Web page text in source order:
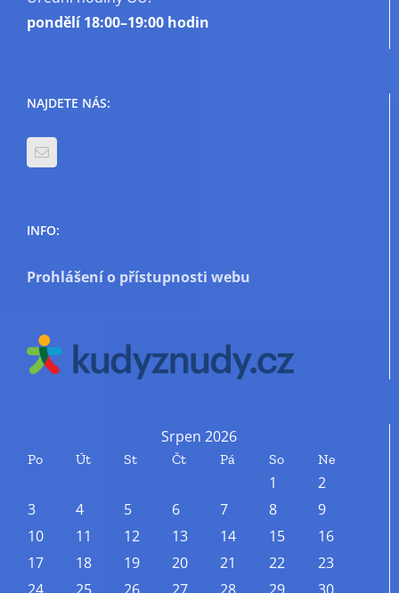
pondělí18:00–19:00 hodin
NAJDETE NÁS:
INFO:
Prohlášení o přístupnosti webu
Srpen 2026
Po Út St Čt Pá So Ne
1
2
3
4 5 6 7 8
9
10
11 12 13 14 15
16
17
18 19 20 21 22
23